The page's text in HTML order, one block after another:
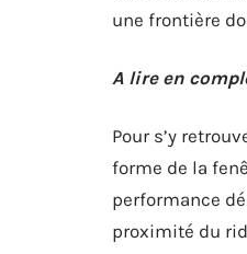
une frontière
A lire en
Pour s’y
forme de la
performance
proximité du